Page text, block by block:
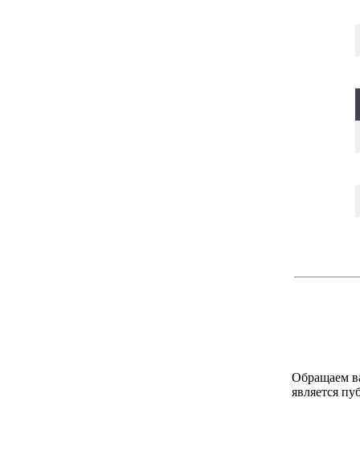
Обращаем
является